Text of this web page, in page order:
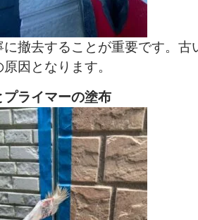
撤去することが重要です。
因となります。
ライマーの塗布